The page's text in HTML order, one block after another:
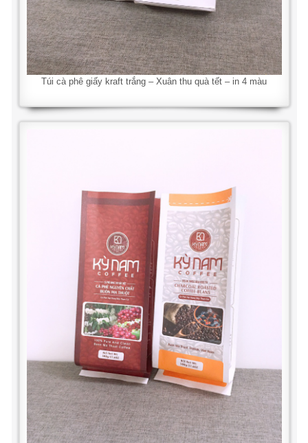
Túi cà phê giấy kraft trắng – Xuân thu quà tết – in 4 màu